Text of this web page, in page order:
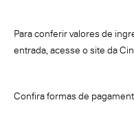
Para conferir valores de
entrada, acesse o site da
Confira formas de